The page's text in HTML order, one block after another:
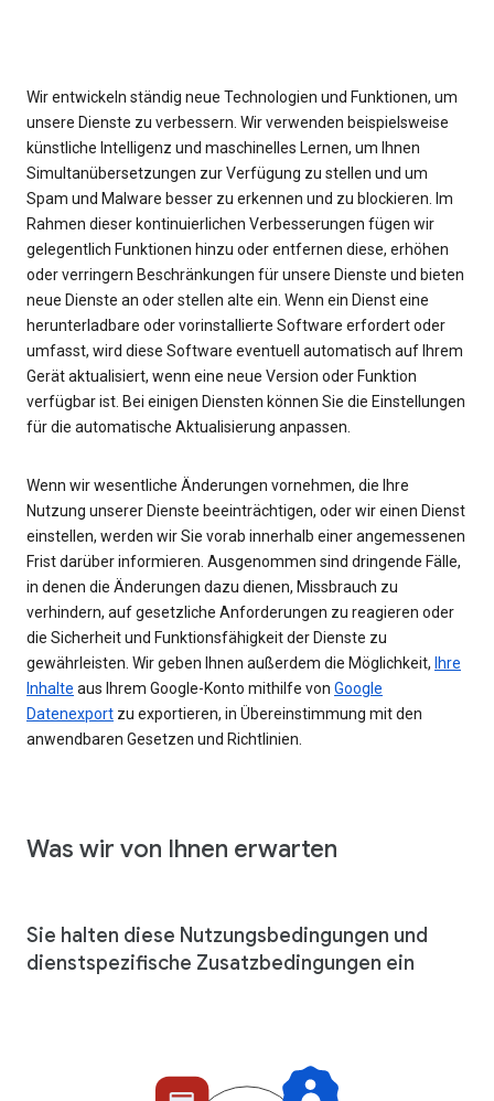
Wir entwickeln ständig neue Technologien und Funktionen, um
unsere Dienste zu verbessern. Wir verwenden beispielsweise
künstliche Intelligenz und maschinelles Lernen, um Ihnen
Simultanübersetzungen zur Verfügung zu stellen und um
Spam und Malware besser zu erkennen und zu blockieren. Im
Rahmen dieser kontinuierlichen Verbesserungen fügen wir
gelegentlich Funktionen hinzu oder entfernen diese, erhöhen
oder verringern Beschränkungen für unsere Dienste und bieten
neue Dienste an oder stellen alte ein. Wenn ein Dienst eine
herunterladbare oder vorinstallierte Software erfordert oder
umfasst, wird diese Software eventuell automatisch auf Ihrem
Gerät aktualisiert, wenn eine neue Version oder Funktion
verfügbar ist. Bei einigen Diensten können Sie die Einstellungen
für die automatische Aktualisierung anpassen.
Wenn wir wesentliche Änderungen vornehmen, die Ihre
Nutzung unserer Dienste beeinträchtigen, oder wir einen Dienst
einstellen, werden wir Sie vorab innerhalb einer angemessenen
Frist darüber informieren. Ausgenommen sind dringende Fälle,
in denen die Änderungen dazu dienen, Missbrauch zu
verhindern, auf gesetzliche Anforderungen zu reagieren oder
die Sicherheit und Funktionsfähigkeit der Dienste zu
gewährleisten. Wir geben Ihnen außerdem die Möglichkeit, Ihre
Inhalte aus Ihrem Google-Konto mithilfe von Google
Datenexport zu exportieren, in Übereinstimmung mit den
anwendbaren Gesetzen und Richtlinien.
Was wir von Ihnen erwarten
Sie halten diese Nutzungsbedingungen und
dienstspezifische Zusatzbedingungen ein